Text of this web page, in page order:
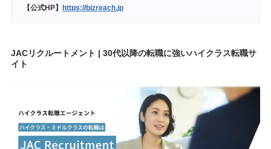
【公式HP】https://bizreach.jp
JACリクルートメント | 30代以降の転職に強いハイクラス転職サ
イト